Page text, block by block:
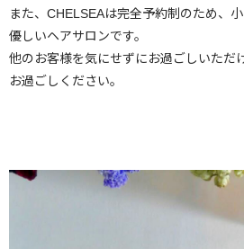
また、CHELSEAは完全予約制のため、
優しいヘアサロンです。
他のお客様を気にせずにお過ごしいただ
お過ごしください。